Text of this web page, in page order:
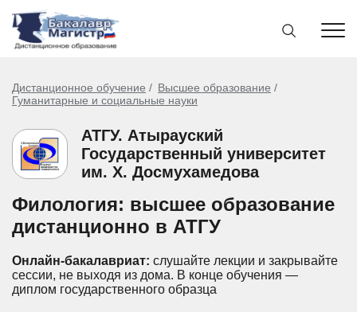
Дистанционное обучение
Высшее образование
Гуманитарные и социальные науки
АТГУ. Атырауский
Государственный университет
им. Х. Досмухамедова
Филология: высшее образование
дистанционно в АТГУ
Онлайн-бакалавриат: слушайте лекции и закрывайте
сессии, не выходя из дома. В конце обучения —
диплом государственного образца